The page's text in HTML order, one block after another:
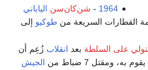
1964
- شن‌كان‌سن الياباني
القطارات السريعة منطوكيو إلى
على السلطة بعد انقلاب زُعِم أن
يقوم به، ومقتل 7 ضباط من
الجيش